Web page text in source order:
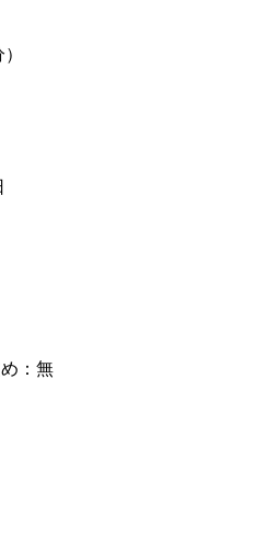
：無